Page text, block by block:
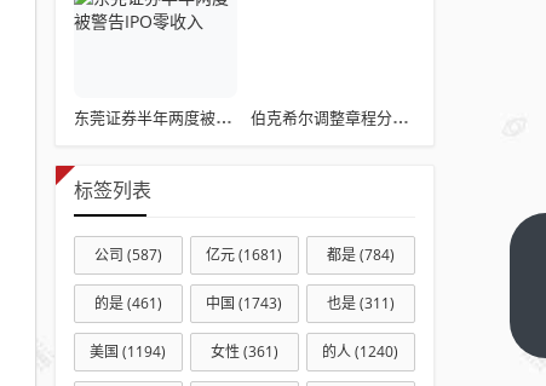
东莞证券半年两度被警告IPO零收入 伯克希尔调整章程分离主席与CEO职务
标签列表
公司 (587) 亿元(1681) 都是(784)
的是(461) 中国 (1743) 也是(311)
美国 (1194) 女性 (361) 的人(1240)